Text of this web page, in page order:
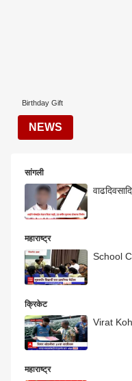
Birthday Gift
NEWS
सांगली
महाराष्ट्र
School
क्रिकेट
Virat
महाराष्ट्र